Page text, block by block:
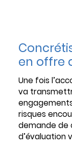
en offre
Une fois
va
risques
demande de
d’évaluation